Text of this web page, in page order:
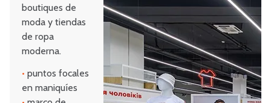
boutiques de
moda y tiendas
de ropa
moderna.
• puntos focales
en maniquíes